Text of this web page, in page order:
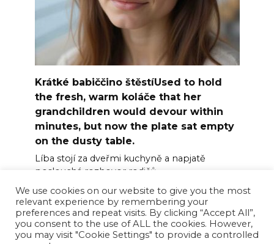
Krátké babiččino štěstíUsed to hold
the fresh, warm koláče that her
grandchildren would devour within
minutes, but now the plate sat empty
on the dusty table.
Líba stojí za dveřmi kuchyně a napjatě
poslouchá rozhovor rodičů.
0 45
We use cookies on our website to give you the most
relevant experience by remembering your
preferences and repeat visits. By clicking “Accept All”,
you consent to the use of ALL the cookies. However,
you may visit "Cookie Settings" to provide a controlled